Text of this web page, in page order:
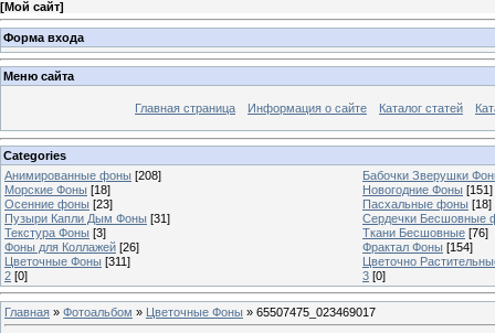
[Мой сайт]
Форма входа
Меню сайта
Главная страница Информация о сайте Каталог статей
Categories
Анимированные фоны [208]
Бабочки Зверушки
Морские Фоны [18] Новогодние Фоны [151]
Осенние фоны [23] Пасхальные фоны [18]
Пузыри Капли Дым Фоны [31]
Сердечки Бесшовные
Текстура Фоны [3] Ткани Бесшовные [76]
Фоны для Коллажей [26] Фрактал Фоны [154]
Цветочные Фоны [311]
Цветочно
2 [0] 3 [0]
Главная » Фотоальбом » Цветочные Фоны » 65507475_023469017